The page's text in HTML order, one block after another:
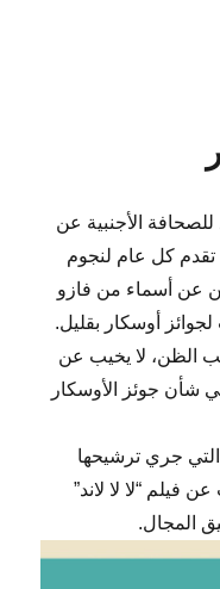
الأجنبية عن
تقدم كل عام لنجوم
عن أسماء من فازو
أوسكار بقليل.
الظن، لا يخيب عن
شأن جوئز الأوسكار
التي جري ترشيحها
فيلم “لا لا لاند”
المجال.